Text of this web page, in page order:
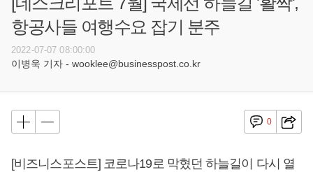
항공사들 여행수요 잡기 분주
2022-07-07 08:00:00
이병욱 기자 - wooklee@businesspost.co.kr
0
[비즈니스포스트] 코로나19로 막혔던 하늘길이 다시 열